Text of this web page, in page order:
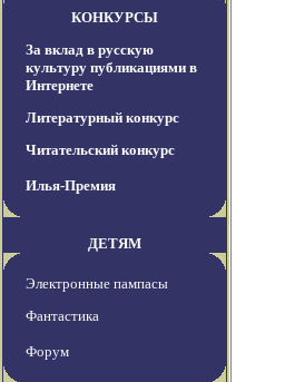
КОНКУРСЫ
За вклад в русскую
культуру публикациями в
Интернете
Литературный конкурс
Читательский конкурс
Илья-Премия
ДЕТЯМ
Электронные пампасы
Фантастика
Форум